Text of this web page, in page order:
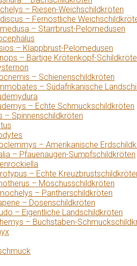
– Riesen-Weichschildkröten
– Fernöstliche
– Starrbrust-Pelomedusen
– Klappbrust-Pelomedusen
– Bärtige Krötenkopf-
– Schienenschildkröten
– Südafrikanische
– Echte Schmuckschildkröten
– Spinnenschildkröten
– Amerikanische
– Pfauenaugen-Sumpfschildkröten
– Echte
– Moschusschildkröten
– Pantherschildkröten
– Dosenschildkröten
– Eigentliche Landschildkröten
– Buchstaben-